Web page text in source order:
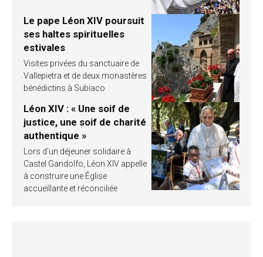
Le pape Léon XIV poursuit
ses haltes spirituelles
estivales
Visites privées du sanctuaire de
Vallepietra et de deux monastères
bénédictins à Subiaco
Léon XIV : « Une soif de
justice, une soif de charité
authentique »
Lors d’un déjeuner solidaire à
Castel Gandolfo, Léon XIV appelle
à construire une Église
accueillante et réconciliée